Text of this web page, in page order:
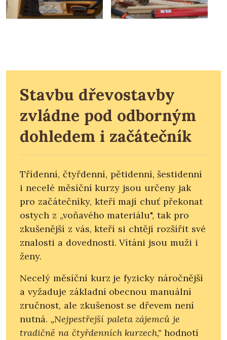
Stavbu dřevostavby
zvládne pod odborným
dohledem i začátečník
Třídenní, čtyřdenní, pětidenní, šestidenní
i necelé měsíční kurzy jsou určeny jak
pro začátečníky, kteří mají chuť překonat
ostych z „voňavého materiálu", tak pro
zkušenější z vás, kteří si chtějí rozšířit své
znalosti a dovednosti. Vítáni jsou muži i
ženy.
Necelý měsíční kurz je fyzicky náročnější
a vyžaduje základní obecnou manuální
zručnost, ale zkušenost se dřevem není
nutná. „Nejpestřejší paleta zájemců je
tradičně na čtyřdenních kurzech," hodnotí